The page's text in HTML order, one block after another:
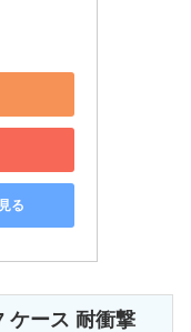
る
ケース 耐衝撃